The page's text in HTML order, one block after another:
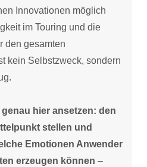
Innovationen möglich
im Touring und die
den gesamten
kein Selbstzweck, sondern
hier ansetzen: den
stellen und
Emotionen Anwender
erzeugen können –